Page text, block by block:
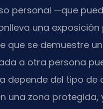
personal —que
una
que se demuestre
a otra persona
depende del tipo de
una zona protegida,